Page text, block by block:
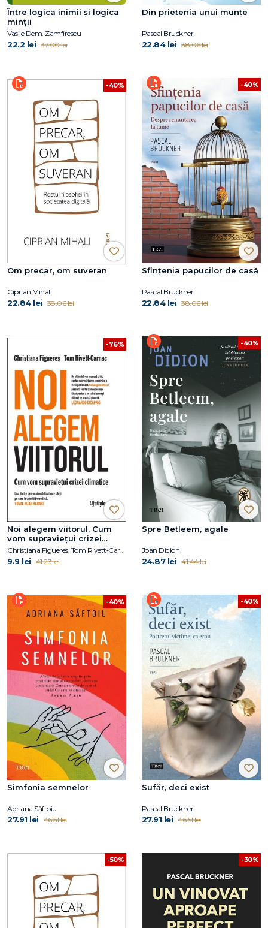
Între logica inimii şi logica
minţii
Vasile Dem. Zamfirescu
22.2 lei 37.00 lei
Din prietenia unui munte
Pascal Bruckner
22.84 lei 38.06 lei
-40%
Om precar, om suveran
Ciprian Mihali
22.84 lei 38.06 lei
-40%
Sfințenia papucilor de casă
Pascal Bruckner
22.84 lei 38.06 lei
-76%
Noi alegem viitorul. Cum
vom supraviețui crizei
climatice
Christiana Figueres, Tom Rivett‑Carnac
9.9 lei 41.23 lei
-40%
Spre Betleem, agale
Joan Didion
24.87 lei 41.44 lei
-40%
Simfonia semnelor
Adriana Săftoiu
27.91 lei 46.51 lei
-40%
Sufăr, deci exist
Pascal Bruckner
27.91 lei 46.51 lei
-50% -30%